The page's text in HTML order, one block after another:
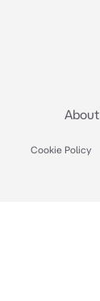
About
Cookie Policy